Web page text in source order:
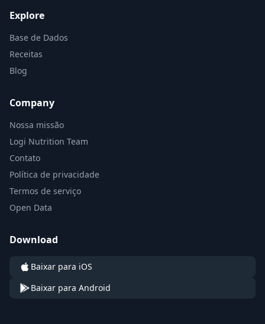
Explore
Base de Dados
Receitas
Blog
Company
Nossa missão
Logi Nutrition Team
Contato
Política de privacidade
Termos de serviço
Open Data
Download
Baixar para iOS
Baixar para Android